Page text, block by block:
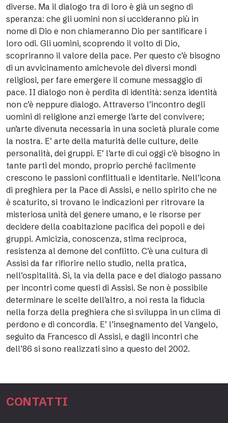
diverse. Ma il dialogo tra di loro è già un segno di
speranza: che gli uomini non si uccideranno più in
nome di Dio e non chiameranno Dio per santificare i
loro odi. Gli uomini, scoprendo il volto di Dio,
scopriranno il valore della pace. Per questo c’è bisogno
di un avvicinamento amichevole dei diversi mondi
religiosi, per fare emergere il comune messaggio di
pace. II dialogo non è perdita di identità: senza identità
non c’è neppure dialogo. Attraverso l’incontro degli
uomini di religione anzi emerge l’arte del convivere;
un’arte divenuta necessaria in una società plurale come
la nostra. E’ arte della maturità delle culture, delle
personalità, dei gruppi. E’ l’arte di cui oggi c’è bisogno in
tante parti del mondo, proprio perché facilmente
crescono le passioni conflittuali e identitarie. Nell’icona
di preghiera per la Pace di Assisi, e nello spirito che ne
è scaturito, si trovano le indicazioni per ritrovare la
misteriosa unità del genere umano, e le risorse per
decidere della coabitazione pacifica dei popoli e dei
gruppi. Amicizia, conoscenza, stima reciproca,
resistenza al demone del conflitto. C’è una cultura di
Assisi da far rifiorire nello studio, nella pratica,
nell’ospitalità. Sì, la via della pace e del dialogo passano
per incontri come questi di Assisi. Se non è possibile
determinare le scelte dell’altro, a noi resta la fiducia
nella forza della preghiera che si sviluppa in un clima di
perdono e di concordia. E’ l’insegnamento del Vangelo,
seguito da Francesco di Assisi, e dagli incontri che
dell’86 si sono realizzati sino a questo del 2002.
CONTATTI